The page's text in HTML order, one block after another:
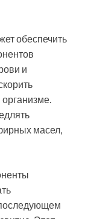
обеспечить
и
масел,